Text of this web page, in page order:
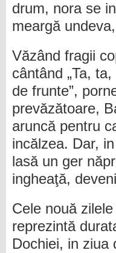
drum, nora se
meargă
Văzând fragii
cântând „Ta,
de frunte”,
prevăzătoare,
aruncă pentru
incălzea. Dar,
lasă un ger
ingheaţă,
Cele nouă
reprezintă
Dochiei, in ziua